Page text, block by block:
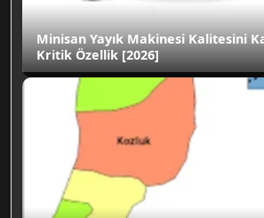
Minisan Yayık Makinesi Kalitesini
Kritik Özellik [2026]